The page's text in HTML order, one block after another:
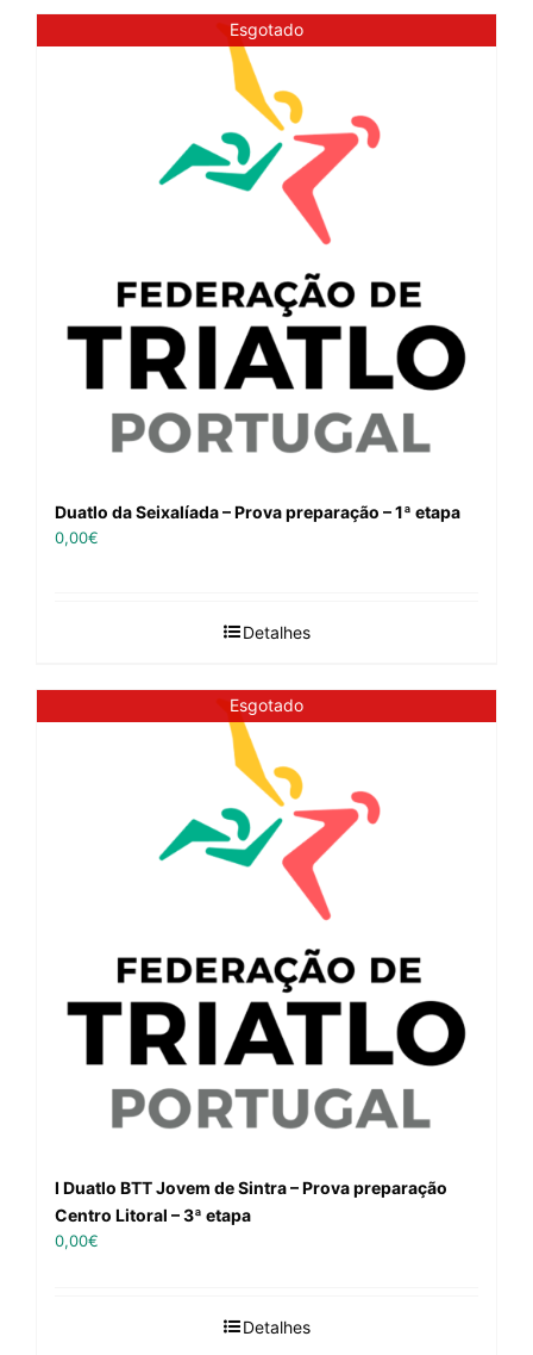
Esgotado
Duatlo da Seixalíada – Prova preparação – 1ª etapa
0,00€
Detalhes
Esgotado
I Duatlo BTT Jovem de Sintra – Prova preparação
Centro Litoral – 3ª etapa
0,00€
Detalhes